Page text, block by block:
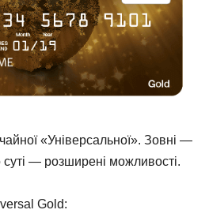
«Універсальної». Зовні —
— розширені можливості.
Gold: